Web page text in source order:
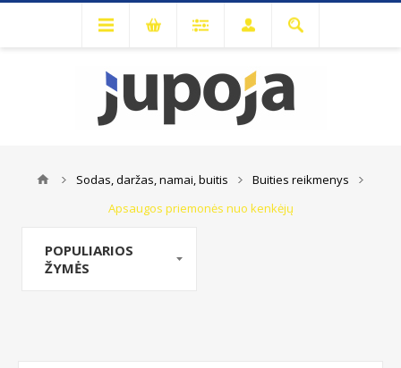
Sodas, daržas, namai, buitis
Buities reikmenys
Apsaugos priemonės nuo kenkėjų
POPULIARIOS
ŽYMĖS